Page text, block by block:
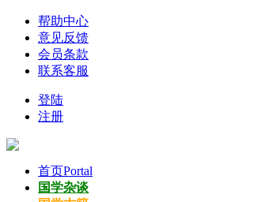
帮助中心
意见反馈
会员条款
联系客服
登陆
注册
首页Portal
国学杂谈